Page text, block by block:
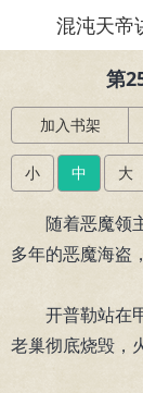
混沌天帝
第
加入书架
小 中 大
随着恶魔领主
多年的恶魔海盗
开普勒站在甲
老巢彻底烧毁，